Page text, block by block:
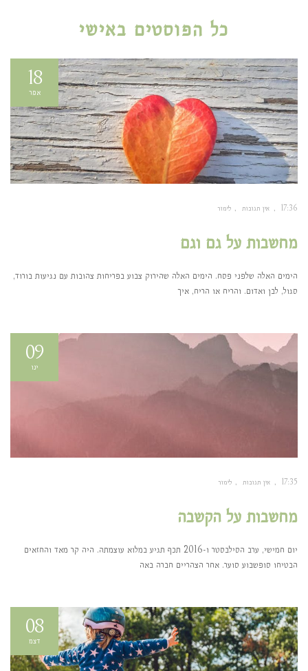
כל הפוסטים באישי
18
אפר
17:36 אין תגובות לימור
מחשבות על גם וגם
הימים האלה שלפני פסח. הימים האלה שהירוק צבוע בפריחות צהובות עם נגיעות בורוד,
סגול, לבן ואדום. והריח או הריח, איך
09
ינו
17:35 אין תגובות לימור
מחשבות על הקשבה
יום חמישי, ערב הסילבסטר ו-2016 תכף תגיע במלוא עוצמתה. היה קר מאד והחזאים
הבטיחו סופשבוע סוער. אחר הצהריים חברה באה
08
דצמ